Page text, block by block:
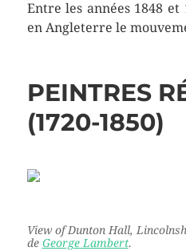
Entre les années 1848
en Angleterre le
PEINTRES
(1720-1850)
View of Dunton Hall,
de George Lambert.